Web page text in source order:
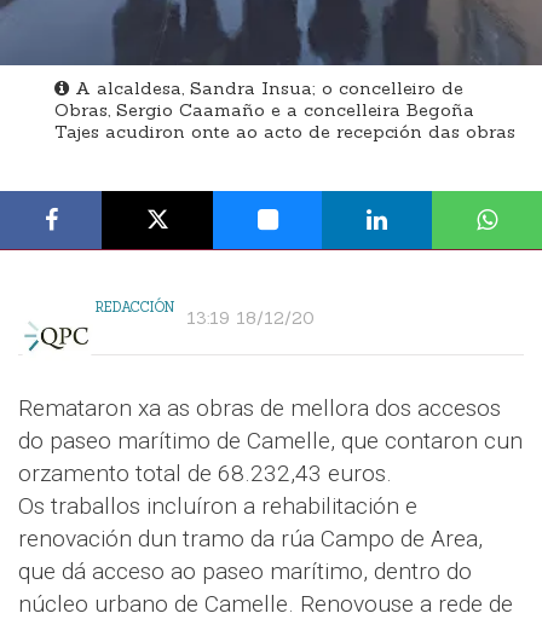
A alcaldesa, Sandra Insua; o concelleiro de
Obras, Sergio Caamaño e a concelleira Begoña
Tajes acudiron onte ao acto de recepción das obras
REDACCIÓN 13:19 18/12/20
Remataron xa as obras de mellora dos accesos
do paseo marítimo de Camelle, que contaron cun
orzamento total de 68.232,43 euros.
Os traballos incluíron a rehabilitación e
renovación dun tramo da rúa Campo de Area,
que dá acceso ao paseo marítimo, dentro do
núcleo urbano de Camelle. Renovouse a rede de